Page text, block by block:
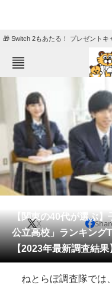
🎁 Switch 2もあたる！ プレゼントキ
エンタメ
グルメ
住まい
動物
会員記事
メディア
注目記事を集めた総合ペ
【関東の40代が選ぶ】
公立高校」ランキン
【2023年最新調査結果
X
ねとらぼ調査隊では